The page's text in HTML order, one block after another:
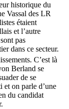
historique du
Vassal des LR
étaient
et l’autre
pas
dans ce secteur.
C’est là
Berland se
de se
et on parle d’une
du candidat